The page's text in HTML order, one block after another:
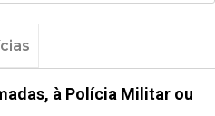
à Polícia Militar ou